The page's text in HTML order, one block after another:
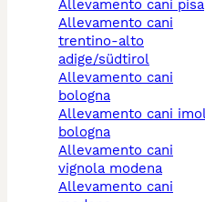
allevamento cani pisa
allevamento cani
trentino-alto
adige/südtirol
allevamento cani
bologna
allevamento cani imola
bologna
allevamento cani
vignola modena
allevamento cani